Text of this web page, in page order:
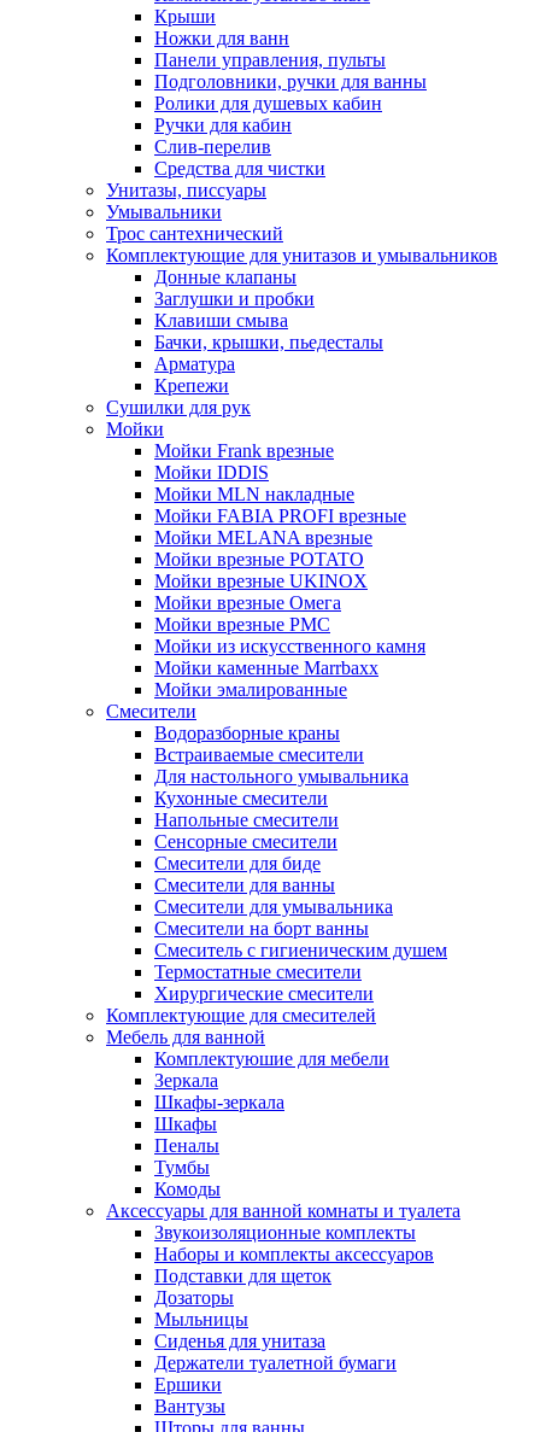
Крыши
Ножки для ванн
Панели управления, пульты
Подголовники, ручки для ванны
Ролики для душевых кабин
Ручки для кабин
Слив-перелив
Средства для чистки
Унитазы, писсуары
Умывальники
Трос сантехнический
Комплектующие для унитазов и умывальников
Донные клапаны
Заглушки и пробки
Клавиши смыва
Бачки, крышки, пьедесталы
Арматура
Крепежи
Сушилки для рук
Мойки
Мойки Frank врезные
Мойки IDDIS
Мойки MLN накладные
Мойки FABIA PROFI врезные
Мойки MELANA врезные
Мойки врезные POTATO
Мойки врезные UKINOX
Мойки врезные Омега
Мойки врезные РМС
Мойки из искусственного камня
Мойки каменные Marrbaxx
Мойки эмалированные
Смесители
Водоразборные краны
Встраиваемые смесители
Для настольного умывальника
Кухонные смесители
Напольные смесители
Сенсорные смесители
Смесители для биде
Смесители для ванны
Смесители для умывальника
Смесители на борт ванны
Смеситель с гигиеническим душем
Термостатные смесители
Хирургические смесители
Комплектующие для смесителей
Мебель для ванной
Комплектуюшие для мебели
Зеркала
Шкафы-зеркала
Шкафы
Пеналы
Тумбы
Комоды
Аксессуары для ванной комнаты и туалета
Звукоизоляционные комплекты
Наборы и комплекты аксессуаров
Подставки для щеток
Дозаторы
Мыльницы
Сиденья для унитаза
Держатели туалетной бумаги
Ершики
Вантузы
Шторы для ванны